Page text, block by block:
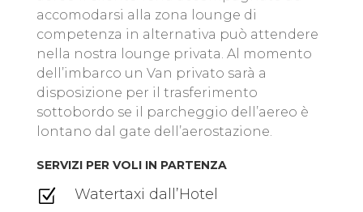
accomodarsi alla zona lounge di
competenza in alternativa può attendere
nella nostra lounge privata. Al momento
dell’imbarco un Van privato sarà a
disposizione per il trasferimento
sottobordo se il parcheggio dell’aereo è
lontano dal gate dell’aerostazione.
SERVIZI PER VOLI IN PARTENZA
Z Watertaxi dall’Hotel